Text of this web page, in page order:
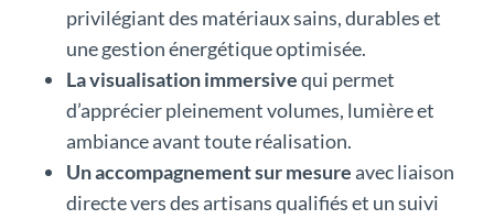
privilégiant des matériaux sains, durables et
une gestion énergétique optimisée.
La visualisation immersivequi permet
d’apprécier pleinement volumes, lumière et
ambiance avant toute réalisation.
Un accompagnement sur mesureavec liaison
directe vers des artisans qualifiés et un suivi